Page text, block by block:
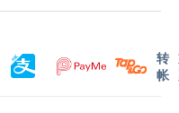
心脏超声波
胆固醇、低密度胆固
先预约进行一般检查
血脂分析及糖尿病测
，香港国际心脏中心
转
帐